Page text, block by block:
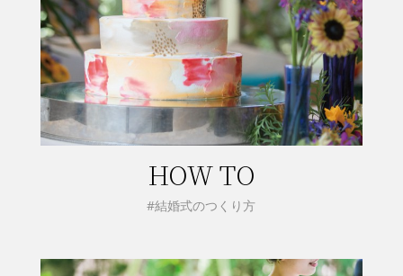
HOW TO
#結婚式のつくり方